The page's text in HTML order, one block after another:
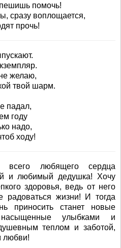
помочь!
сразу воплощается,
прочь!
желаю,
твой шарм.
падал,
году
надо,
ходу!
любящего сердца
и любимый дедушка! Хочу
здоровья, ведь от него
радоваться жизни! И тогда
приносить станет новые
улыбками и
теплом и заботой,
любви!